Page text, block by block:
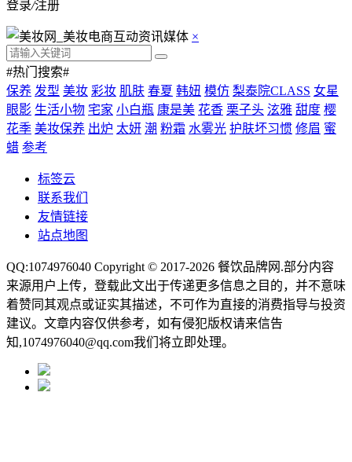
登录/注册
×
#热门搜索#
保养 发型 美妆 彩妆 肌肤 春夏 韩妞 模仿 梨泰院CLASS 女星
眼影 生活小物 宅家 小白瓶 康是美 花香 栗子头 泫雅 甜度 樱
花季 美妆保养 出炉 太妍 潮 粉霜 水雾光 护肤坏习惯 修眉 蜜
蜡 参考
标签云
联系我们
友情链接
站点地图
QQ:1074976040 Copyright © 2017-2026 餐饮品牌网 .部分内容
来源用户上传，登载此文出于传递更多信息之目的，并不意味
着赞同其观点或证实其描述，不可作为直接的消费指导与投资
建议。文章内容仅供参考，如有侵犯版权请来信告
知,1074976040@qq.com我们将立即处理。